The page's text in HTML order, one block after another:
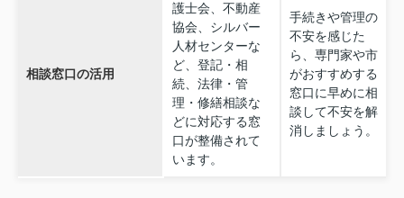
相談窓口の活用
護士会、不動産
協会、シルバー
人材センターな
ど、登記・相
続、法律・管
理・修繕相談な
どに対応する窓
口が整備されて
います。
手続きや管理の
不安を感じた
ら、専門家や市
がおすすめする
窓口に早めに相
談して不安を解
消しましょう。